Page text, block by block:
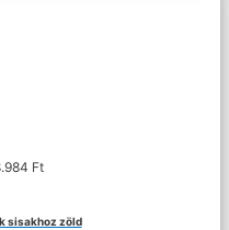
Ft
sisakhoz zöld